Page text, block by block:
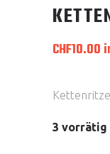
CHF10.00
3 vorrätig